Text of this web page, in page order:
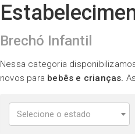
Brechó Infantil
Nessa categoria
novos para bebês e crianças.
Selecione o estado